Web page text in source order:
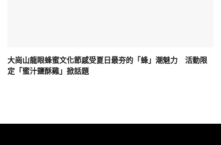
大崗山龍眼蜂蜜文化節感受夏日最夯的「蜂」潮魅力 活動限
定「蜜汁鹽酥雞」掀話題